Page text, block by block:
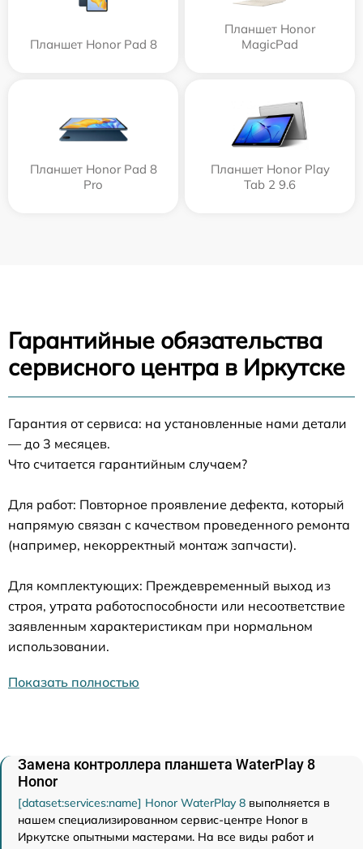
Планшет Honor Pad 8
Планшет Honor
MagicPad
Планшет Honor Pad 8
Pro
Планшет Honor Play
Tab 2 9.6
Гарантийные обязательства
сервисного центра в Иркутске
Гарантия от сервиса: на установленные нами детали
— до 3 месяцев.
Что считается гарантийным случаем?
Для работ: Повторное проявление дефекта, который
напрямую связан с качеством проведенного ремонта
(например, некорректный монтаж запчасти).
Для комплектующих: Преждевременный выход из
строя, утрата работоспособности или несоответствие
заявленным характеристикам при нормальном
использовании.
Показать полностью
Замена контроллера планшета WaterPlay 8
Honor
[dataset:services:name] Honor WaterPlay 8 выполняется в
нашем специализированном сервис-центре Honor в
Иркутске опытными мастерами. На все виды работ и